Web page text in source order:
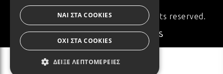
© Copyright 2020 Synchronia. All rights reserved.
Made with♥by
ΝΑΙ ΣΤΑ COOKIES
ΟΧΙ ΣΤΑ COOKIES
ΔΕΊΞΕ ΛΕΠΤΟΜΈΡΕΙΕΣ